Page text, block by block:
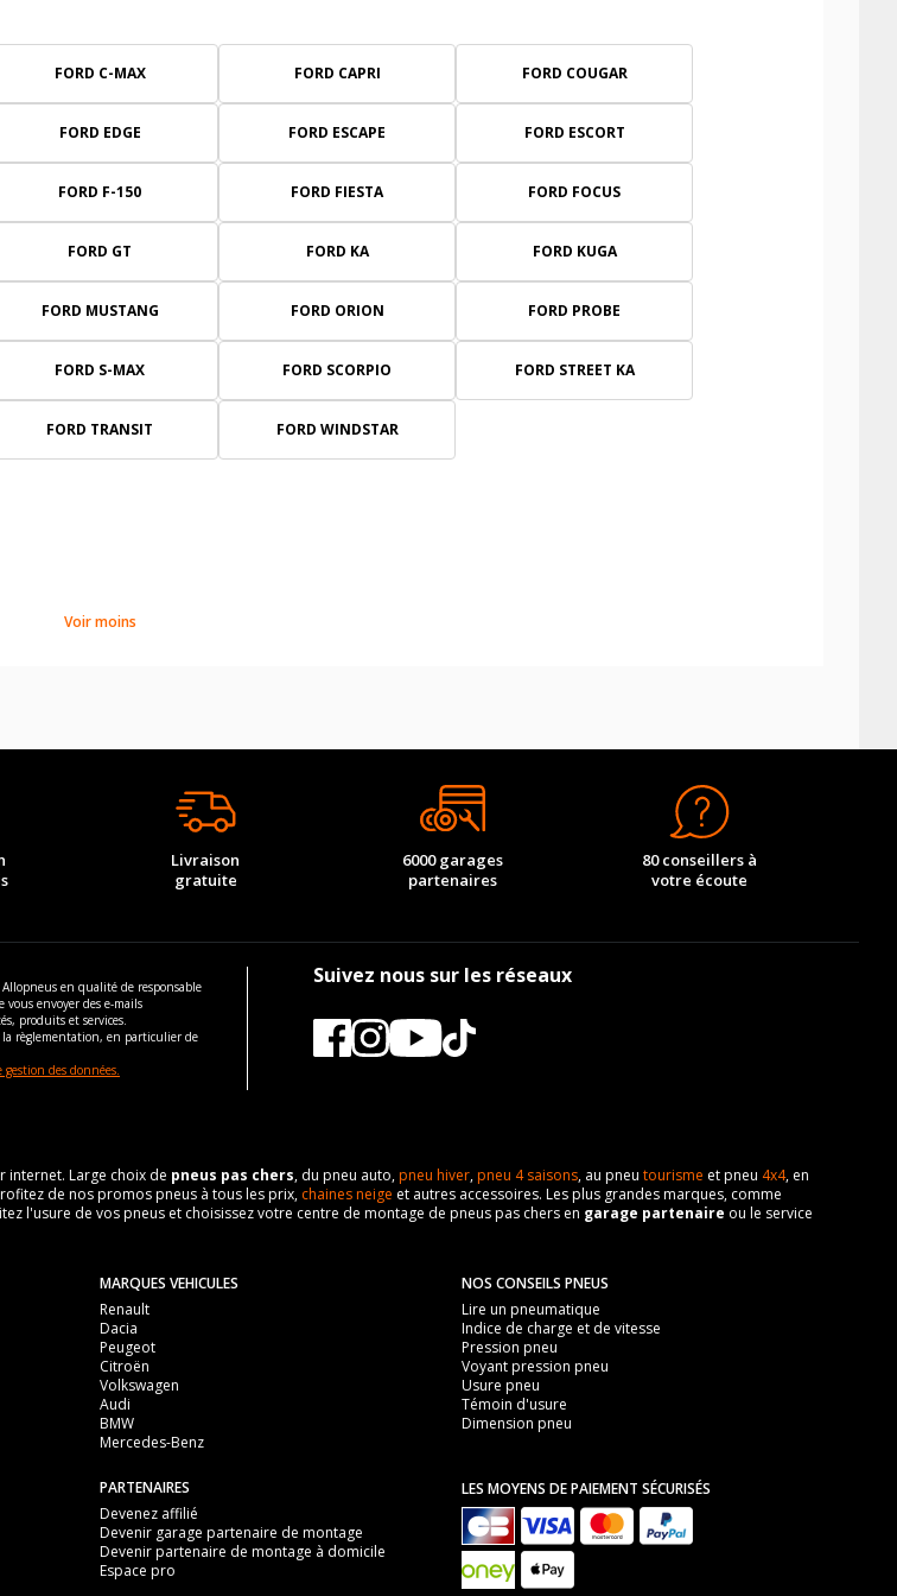
FORD C-MAX FORD CAPRI FORD COUGAR
FORD EDGE FORD ESCAPE FORD ESCORT
FORD F-150 FORD FIESTA FORD FOCUS
FORD GT FORD KA FORD KUGA
FORD MUSTANG FORD ORION FORD PROBE
FORD S-MAX FORD SCORPIO FORD STREET KA
FORD TRANSIT FORD WINDSTAR
Voir moins
Livraison
gratuite
6000 garages
partenaires
80 conseillers à
votre écoute
en qualité de responsable
envoyer des e-mails
produits et services.
la règlementation, en particulier de
des données.
Suivez nous sur les réseaux
internet. Large choix de pneus pas chers, du pneu auto,pneu hiver,pneu 4 saisons, au pneu tourisme et pneu 4x4, en
de nos promos pneus à tous les prix, chaines neige et autres accessoires. Les plus grandes marques, comme
l'usure de vos pneus et choisissez votre centre de montage de pneus pas chers en garage partenaire ou le service
MARQUES VEHICULES
Renault
Dacia
Peugeot
Citroën
Volkswagen
Audi
BMW
Mercedes-Benz
NOS CONSEILS PNEUS
Lire un pneumatique
Indice de charge et de vitesse
Pression pneu
Voyant pression pneu
Usure pneu
Témoin d'usure
Dimension pneu
PARTENAIRES
Devenez affilié
Devenir garage partenaire de montage
Devenir partenaire de montage à domicile
Espace pro
LES MOYENS DE PAIEMENT SÉCURISÉS